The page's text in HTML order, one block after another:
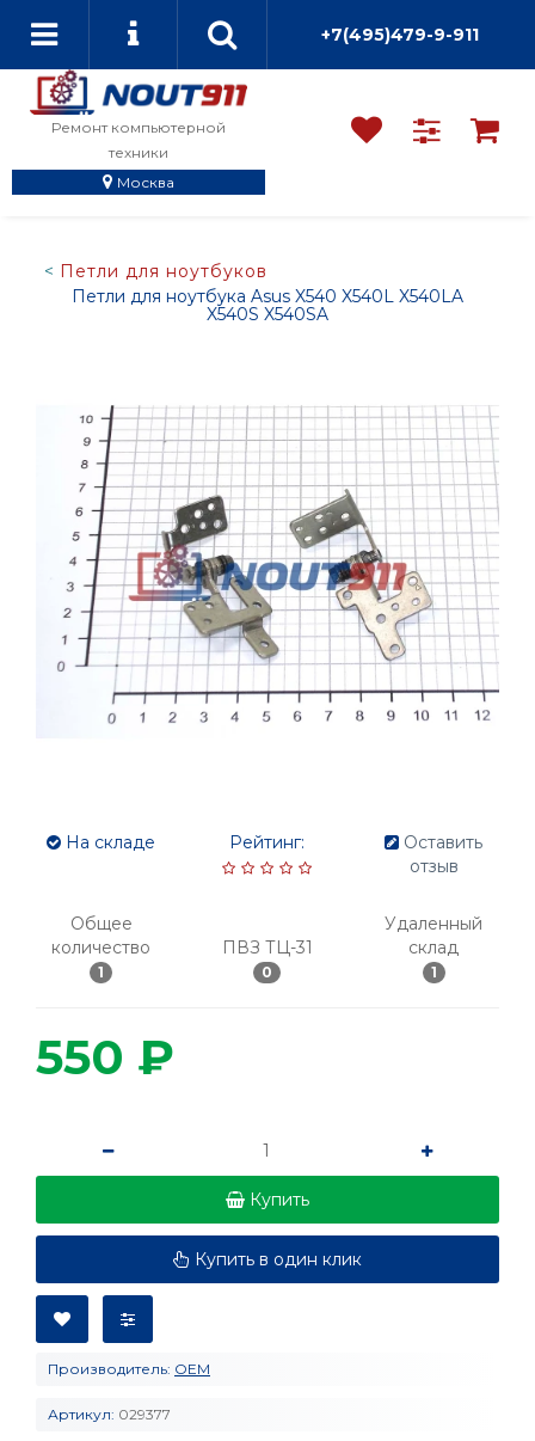
+7(495)479-9-911
Ремонт компьютерной
техники
Москва
Петли для ноутбуков
Петли для ноутбука Asus X540 X540L X540LA
X540S X540SA
На складе
Общее
количество
1
Рейтинг:
ПВЗ ТЦ-31
0
Оставить
отзыв
Удаленный
склад
1
550 ₽
Купить
Купить в один клик
Производитель: OEM
Артикул: 029377